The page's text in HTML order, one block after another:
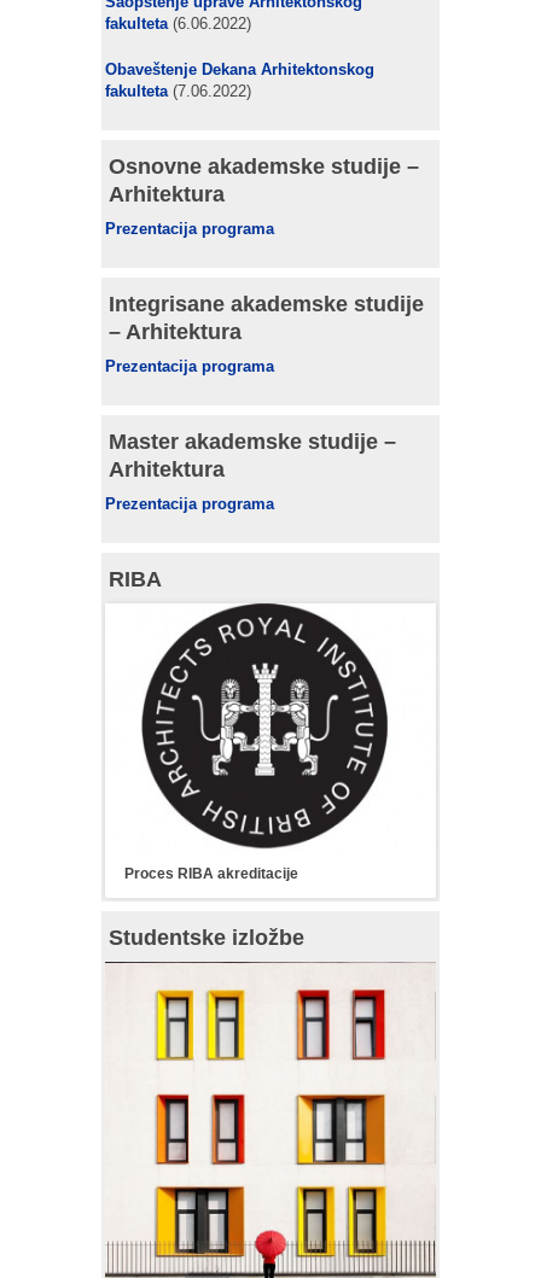
fakulteta (6.06.2022)
Obaveštenje Dekana Arhitektonskog
fakulteta (7.06.2022)
Osnovne akademske studije –
Arhitektura
Prezentacija programa
Integrisane akademske studije
– Arhitektura
Prezentacija programa
Master akademske studije –
Arhitektura
Prezentacija programa
RIBA
Proces RIBA akreditacije
Studentske izložbe